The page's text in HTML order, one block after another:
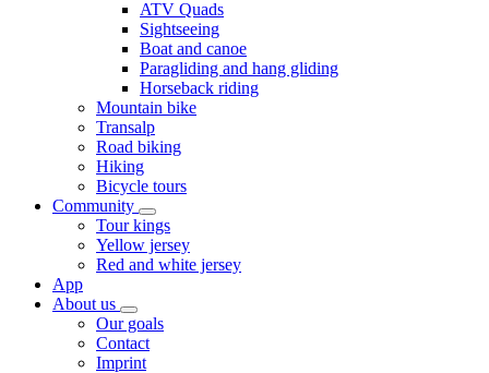
ATV Quads
Sightseeing
Boat and canoe
Paragliding and hang gliding
Horseback riding
Mountain bike
Transalp
Road biking
Hiking
Bicycle tours
Community
Tour kings
Yellow jersey
Red and white jersey
App
About us
Our goals
Contact
Imprint